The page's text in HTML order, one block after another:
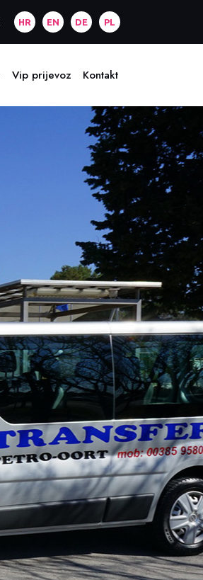
HR EN DE PL
Vip prijevoz Kontakt